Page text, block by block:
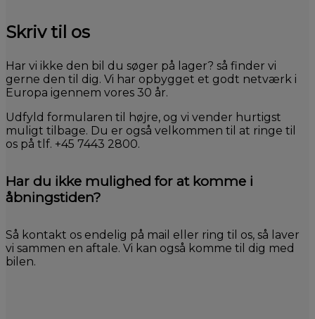
Skriv til os
Har vi ikke den bil du søger på lager? så finder vi
gerne den til dig. Vi har opbygget et godt netværk i
Europa igennem vores 30 år.
Udfyld formularen til højre, og vi vender hurtigst
muligt tilbage. Du er også velkommen til at ringe til
os på tlf. +45 7443 2800.
Har du ikke mulighed for at komme i
åbningstiden?
Så kontakt os endelig på mail eller ring til os, så laver
vi sammen en aftale. Vi kan også komme til dig med
bilen.